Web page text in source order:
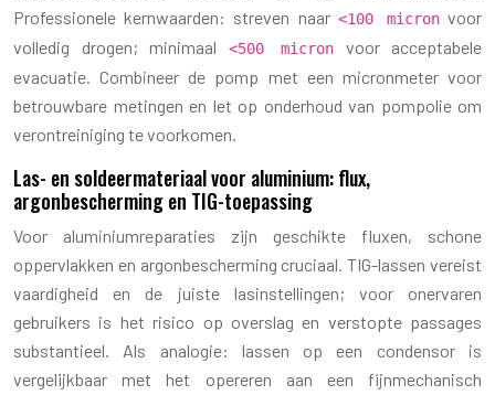
Professionele kernwaarden: streven naar <100 micronvoor
volledig drogen; minimaal
<500 micron voor acceptabele
evacuatie. Combineer de pomp met een micronmeter voor
betrouwbare metingen en let op onderhoud van pompolie om
verontreiniging te voorkomen.
Las- en soldeermateriaal voor aluminium: flux,
argonbescherming en TIG-toepassing
Voor aluminiumreparaties zijn geschikte fluxen, schone
oppervlakken en argonbescherming cruciaal. TIG-lassen vereist
vaardigheid en de juiste lasinstellingen; voor onervaren
gebruikers is het risico op overslag en verstopte passages
substantieel. Als analogie: lassen op een condensor is
vergelijkbaar met het opereren aan een fijnmechanisch